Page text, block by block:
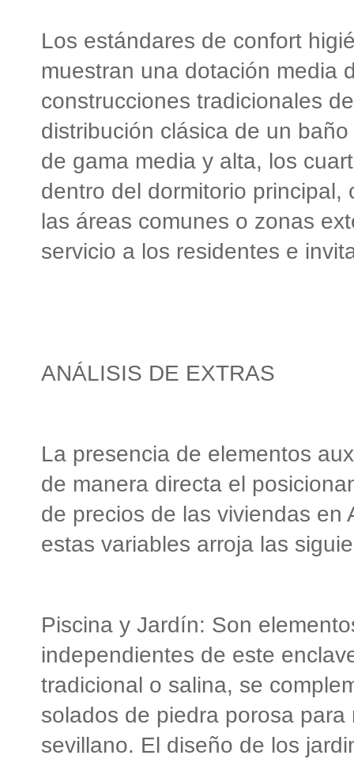
Los estándares de confort
muestran una dotación media
construcciones tradicionales
distribución clásica de un
de gama media y alta, los
dentro del dormitorio
las áreas comunes o zonas
servicio a los residentes e
ANÁLISIS DE EXTRAS
La presencia de elementos
de manera directa el
de precios de las viviendas en
estas variables arroja las
Piscina y Jardín: Son
independientes de este
tradicional o salina, se
solados de piedra porosa
sevillano. El diseño de los